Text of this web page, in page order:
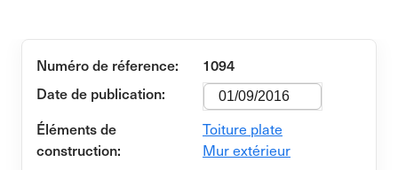
Numéro de réference:
1094
Date de publication:
01/09/2016
Éléments de
construction:
Toiture plate
Mur extérieur